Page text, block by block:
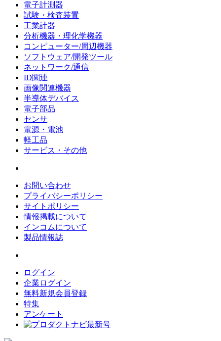
電子計測器
試験・検査装置
工業計器
分析機器・理化学機器
コンピューター/周辺機器
ソフトウェア/開発ツール
ネットワーク/通信
ID関連
画像関連機器
半導体デバイス
電子部品
センサ
電源・電池
軽工品
サービス・その他
お問い合わせ
プライバシーポリシー
サイトポリシー
情報掲載について
インコムについて
製品情報誌
ログイン
企業ログイン
無料新規会員登録
特集
アンケート